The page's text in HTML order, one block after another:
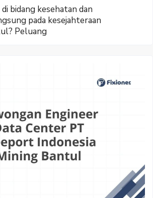
bidang kesehatan dan
pada kesejahteraan
Peluang